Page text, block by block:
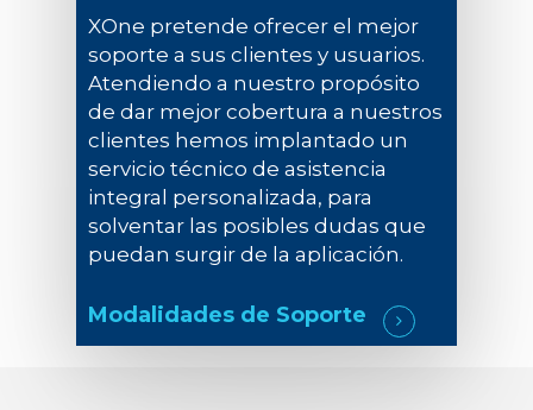
XOne pretende ofrecer el mejor
soporte a sus clientes y usuarios.
Atendiendo a nuestro propósito
de dar mejor cobertura a nuestros
clientes hemos implantado un
servicio técnico de asistencia
integral personalizada, para
solventar las posibles dudas que
puedan surgir de la aplicación.
Modalidades de Soporte